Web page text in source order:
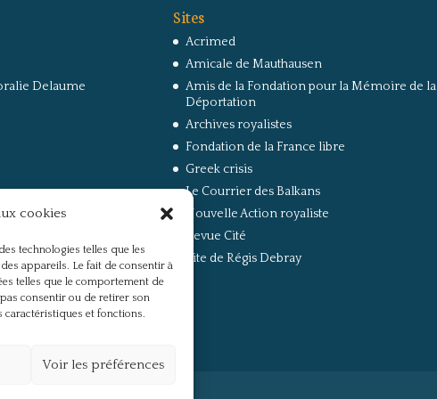
cookies
technologies telles que les
appareils. Le fait de consentir à
telles que le comportement de
consentir ou de retirer son
caractéristiques et fonctions.
Voir les préférences
Delaume
Sapir sur la
Sites
Acrimed
Amicale de Mauthausen
Amis de la Fondation pour la Mémoire de la
Déportation
Archives royalistes
Fondation de la France libre
Greek crisis
Le Courrier des Balkans
Nouvelle Action royaliste
Revue Cité
Site de Régis Debray